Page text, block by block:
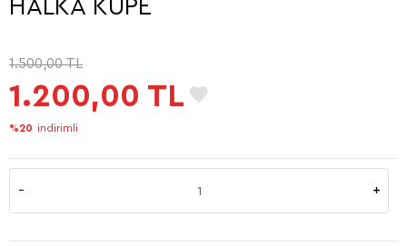
HALKA KÜPE
1.500,00TL
1.200,00 TL
%20 indirimli